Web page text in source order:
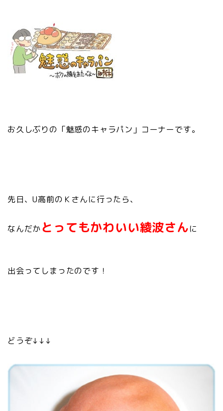
お久しぶりの「魅惑のキャラパン」コーナーです。
先日、U高前のＫさんに行ったら、
なんだかとってもかわいい綾波さんに
出会ってしまったのです！
どうぞ↓↓↓